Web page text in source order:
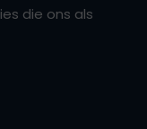
die ons als